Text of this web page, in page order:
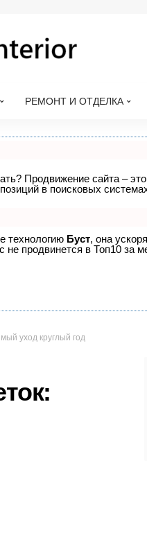
РЕМОНТ И ОТДЕЛКА
Продвижение сайта –
в поисковых
технологию Буст, она
продвинется в Топ10 за
уход круглый год